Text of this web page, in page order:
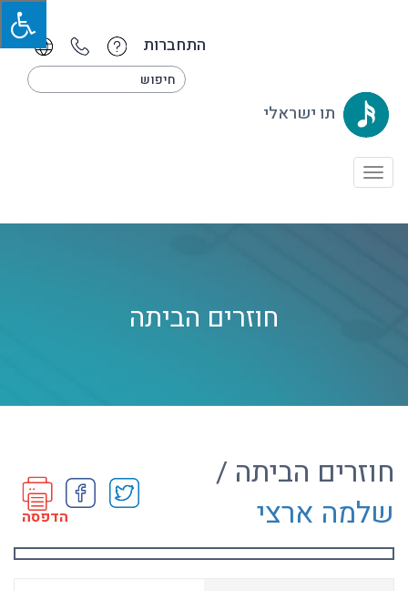
התחברות
תו ישראלי
Toggle
חוזרים הביתה
חוזרים הביתה /
שלמה ארצי
הדפסה